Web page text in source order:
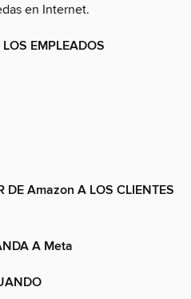
en Internet.
EMPLEADOS
DE Amazon A LOS CLIENTES
A Meta